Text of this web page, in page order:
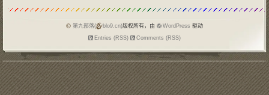
题的，你知道吗？各位想想看，一个社会如
果
第九部落( blo9.cn)版权所有，由 WordPress 驱动
Entries (RSS)
Comments (RSS)